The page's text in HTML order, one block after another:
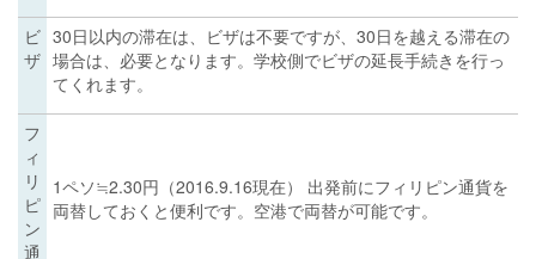
ビ
ザ
30日以内の滞在は、ビザは不要ですが、30日を越える滞在の
場合は、必要となります。学校側でビザの延長手続きを行っ
てくれます。
フ
ィ
リ
ピ
ン
通
1ペソ≒2.30円（2016.9.16現在） 出発前にフィリピン通貨を
両替しておくと便利です。空港で両替が可能です。